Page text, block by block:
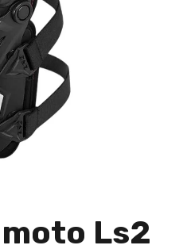
Ls2